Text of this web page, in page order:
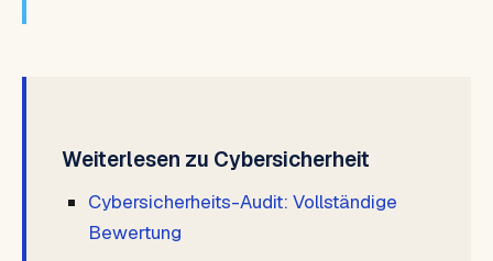
Weiterlesen zu Cybersicherheit
Cybersicherheits-Audit: Vollständige
Bewertung